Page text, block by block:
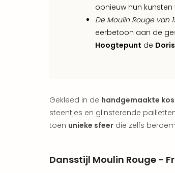
opnieuw hun kunsten
De Moulin Rouge van
eerbetoon aan de
Hoogtepunt de
Gekleed in de handgemaakte
steentjes en glinsterende
toen unieke sfeer die zelfs
Dansstijl Moulin Rouge -